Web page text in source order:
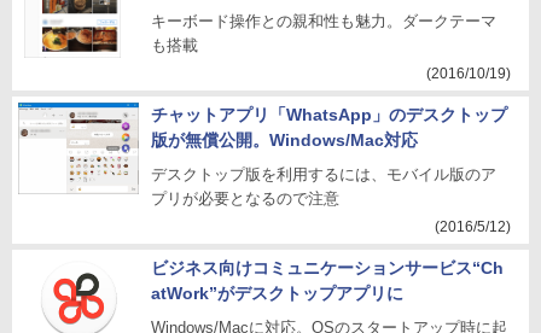
キーボード操作との親和性も魅力。ダークテーマ
も搭載
(2016/10/19)
チャットアプリ「WhatsApp」のデスクトップ
版が無償公開。Windows/Mac対応
デスクトップ版を利用するには、モバイル版のア
プリが必要となるので注意
(2016/5/12)
ビジネス向けコミュニケーションサービス“Ch
atWork”がデスクトップアプリに
Windows/Macに対応。OSのスタートアップ時に起